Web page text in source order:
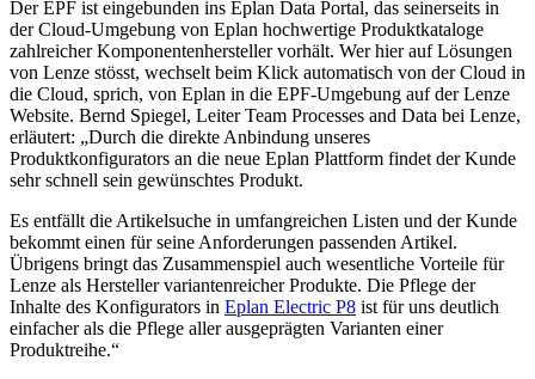
Der EPF ist eingebunden ins Eplan Data Portal, das seinerseits in
der Cloud-Umgebung von Eplan hochwertige Produktkataloge
zahlreicher Komponentenhersteller vorhält. Wer hier auf Lösungen
von Lenze stösst, wechselt beim Klick automatisch von der Cloud in
die Cloud, sprich, von Eplan in die EPF-Umgebung auf der Lenze
Website. Bernd Spiegel, Leiter Team Processes and Data bei Lenze,
erläutert: „Durch die direkte Anbindung unseres
Produktkonfigurators an die neue Eplan Plattform findet der Kunde
sehr schnell sein gewünschtes Produkt.
Es entfällt die Artikelsuche in umfangreichen Listen und der Kunde
bekommt einen für seine Anforderungen passenden Artikel.
Übrigens bringt das Zusammenspiel auch wesentliche Vorteile für
Lenze als Hersteller variantenreicher Produkte. Die Pflege der
Inhalte des Konfigurators in Eplan Electric P8 ist für uns deutlich
einfacher als die Pflege aller ausgeprägten Varianten einer
Produktreihe.“